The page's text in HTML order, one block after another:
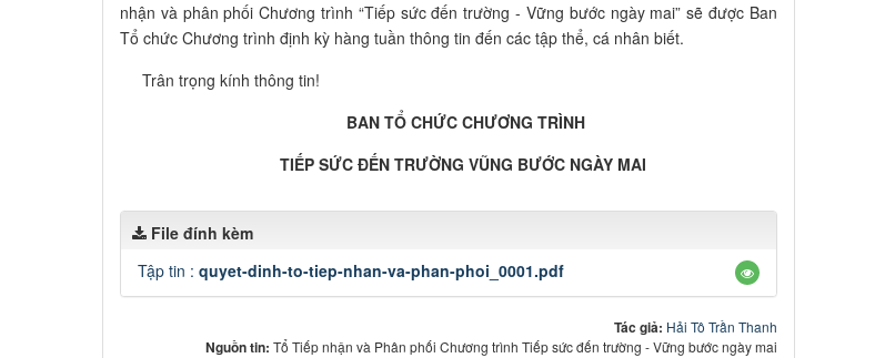
nhận và phân phối Chương trình “Tiếp sức đến trường - Vững bước ngày mai” sẽ được Ban
Tổ chức Chương trình định kỳ hàng tuần thông tin đến các tập thể, cá nhân biết.
Trân trọng kính thông tin!
BAN TỔ CHỨC CHƯƠNG TRÌNH
TIẾP SỨC ĐẾN TRƯỜNG VŨNG BƯỚC NGÀY MAI
File đính kèm
Tập tin : quyet-dinh-to-tiep-nhan-va-phan-phoi_0001.pdf
Tác giả: Hải Tô Trần Thanh
Nguồn tin: Tổ Tiếp nhận và Phân phối Chương trình Tiếp sức đến trường - Vững bước ngày mai